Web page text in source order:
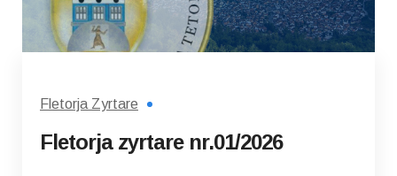
Fletorja Zyrtare
Fletorja zyrtare nr.01/2026